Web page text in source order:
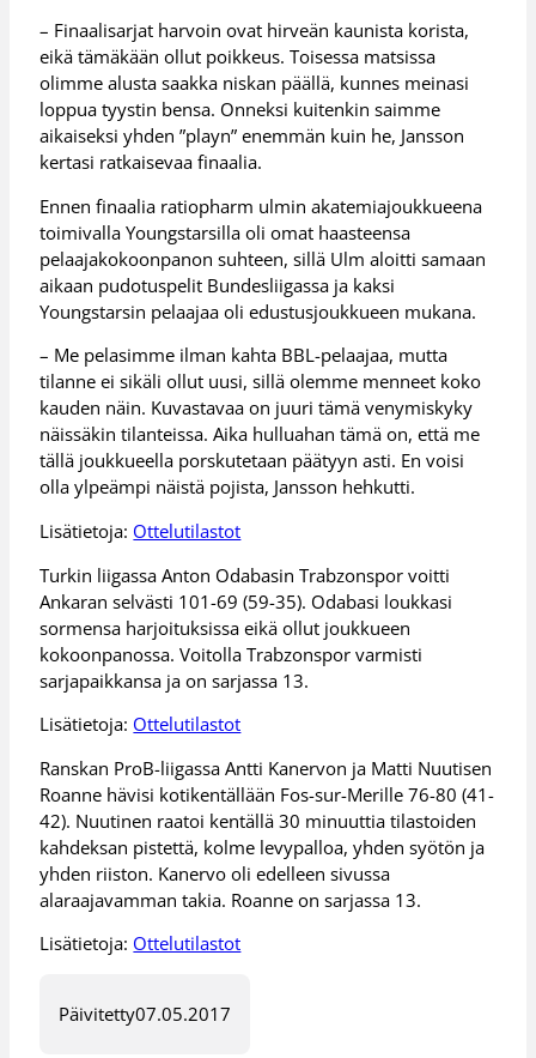
– Finaalisarjat harvoin ovat hirveän kaunista korista,
eikä tämäkään ollut poikkeus. Toisessa matsissa
olimme alusta saakka niskan päällä, kunnes meinasi
loppua tyystin bensa. Onneksi kuitenkin saimme
aikaiseksi yhden ”playn” enemmän kuin he, Jansson
kertasi ratkaisevaa finaalia.
Ennen finaalia ratiopharm ulmin akatemiajoukkueena
toimivalla Youngstarsilla oli omat haasteensa
pelaajakokoonpanon suhteen, sillä Ulm aloitti samaan
aikaan pudotuspelit Bundesliigassa ja kaksi
Youngstarsin pelaajaa oli edustusjoukkueen mukana.
– Me pelasimme ilman kahta BBL-pelaajaa, mutta
tilanne ei sikäli ollut uusi, sillä olemme menneet koko
kauden näin. Kuvastavaa on juuri tämä venymiskyky
näissäkin tilanteissa. Aika hulluahan tämä on, että me
tällä joukkueella porskutetaan päätyyn asti. En voisi
olla ylpeämpi näistä pojista, Jansson hehkutti.
Lisätietoja: Ottelutilastot
Turkin liigassa Anton Odabasin Trabzonspor voitti
Ankaran selvästi 101-69 (59-35). Odabasi loukkasi
sormensa harjoituksissa eikä ollut joukkueen
kokoonpanossa. Voitolla Trabzonspor varmisti
sarjapaikkansa ja on sarjassa 13.
Lisätietoja: Ottelutilastot
Ranskan ProB-liigassa Antti Kanervon ja Matti Nuutisen
Roanne hävisi kotikentällään Fos-sur-Merille 76-80 (41-
42). Nuutinen raatoi kentällä 30 minuuttia tilastoiden
kahdeksan pistettä, kolme levypalloa, yhden syötön ja
yhden riiston. Kanervo oli edelleen sivussa
alaraajavamman takia. Roanne on sarjassa 13.
Lisätietoja: Ottelutilastot
Päivitetty07.05.2017